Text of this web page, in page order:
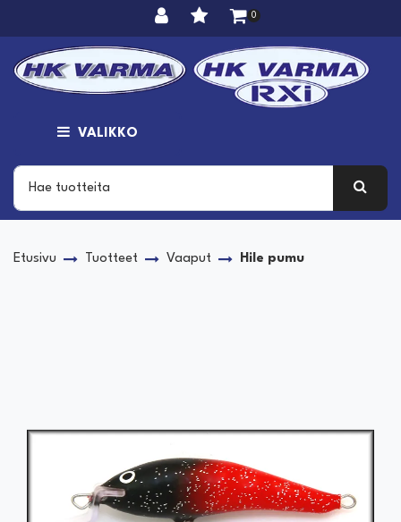
0
VALIKKO
Etusivu Tuotteet Vaaput Hile pumu